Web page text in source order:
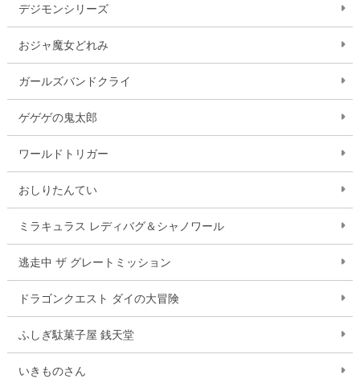
デジモンシリーズ
おジャ魔女どれみ
ガールズバンドクライ
ゲゲゲの鬼太郎
ワールドトリガー
おしりたんてい
ミラキュラス レディバグ＆シャノワール
逃走中 ザ グレートミッション
ドラゴンクエスト ダイの大冒険
ふしぎ駄菓子屋 銭天堂
いきものさん